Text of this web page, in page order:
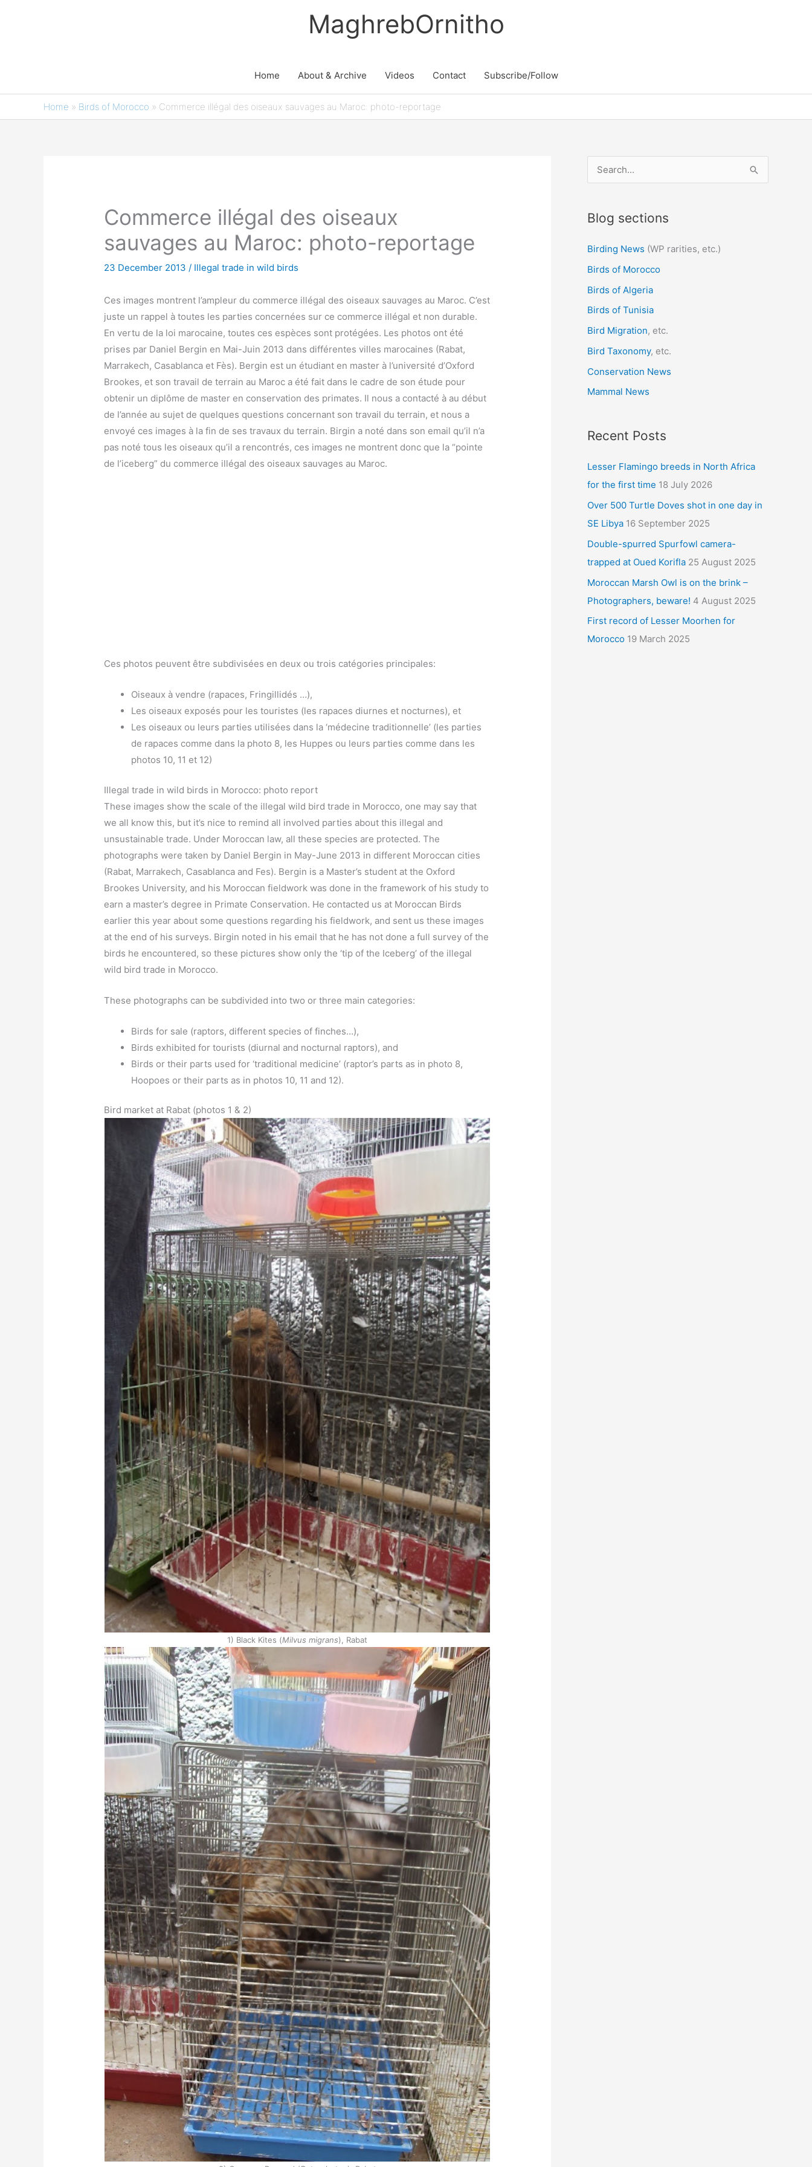
MaghrebOrnitho
Home About & Archive Videos Contact Subscribe/Follow
Home » Birds of Morocco » Commerce illégal des oiseaux sauvages au Maroc: photo-reportage
Commerce illégal des oiseaux
sauvages au Maroc: photo-reportage
23 December 2013/ Illegal trade in wild birds
Ces images montrent l’ampleur du commerce illégal des oiseaux sauvages au Maroc. C’est
juste un rappel à toutes les parties concernées sur ce commerce illégal et non durable.
En vertu de la loi marocaine, toutes ces espèces sont protégées. Les photos ont été
prises par Daniel Bergin en Mai-Juin 2013 dans différentes villes marocaines (Rabat,
Marrakech, Casablanca et Fès). Bergin est un étudiant en master à l’université d’Oxford
Brookes, et son travail de terrain au Maroc a été fait dans le cadre de son étude pour
obtenir un diplôme de master en conservation des primates. Il nous a contacté à au début
de l’année au sujet de quelques questions concernant son travail du terrain, et nous a
envoyé ces images à la fin de ses travaux du terrain. Birgin a noté dans son email qu’il n’a
pas noté tous les oiseaux qu’il a rencontrés, ces images ne montrent donc que la “pointe
de l’iceberg” du commerce illégal des oiseaux sauvages au Maroc.
Ces photos peuvent être subdivisées en deux ou trois catégories principales:
Oiseaux à vendre (rapaces, Fringillidés …),
Les oiseaux exposés pour les touristes (les rapaces diurnes et nocturnes), et
Les oiseaux ou leurs parties utilisées dans la ‘médecine traditionnelle’ (les parties
de rapaces comme dans la photo 8, les Huppes ou leurs parties comme dans les
photos 10, 11 et 12)
Illegal trade in wild birds in Morocco: photo report
These images show the scale of the illegal wild bird trade in Morocco, one may say that
we all know this, but it’s nice to remind all involved parties about this illegal and
unsustainable trade. Under Moroccan law, all these species are protected. The
photographs were taken by Daniel Bergin in May-June 2013 in different Moroccan cities
(Rabat, Marrakech, Casablanca and Fes). Bergin is a Master’s student at the Oxford
Brookes University, and his Moroccan fieldwork was done in the framework of his study to
earn a master’s degree in Primate Conservation. He contacted us at Moroccan Birds
earlier this year about some questions regarding his fieldwork, and sent us these images
at the end of his surveys. Birgin noted in his email that he has not done a full survey of the
birds he encountered, so these pictures show only the ‘tip of the Iceberg’ of the illegal
wild bird trade in Morocco.
These photographs can be subdivided into two or three main categories:
Birds for sale (raptors, different species of finches…),
Birds exhibited for tourists (diurnal and nocturnal raptors), and
Birds or their parts used for ‘traditional medicine’ (raptor’s parts as in photo 8,
Hoopoes or their parts as in photos 10, 11 and 12).
Bird market at Rabat (photos 1 & 2)
1) Black Kites (Milvus migrans), Rabat
e
r
h
f
o
r
:
Blog sections
Birding News (WP rarities, etc.)
Birds of Morocco
Birds of Algeria
Birds of Tunisia
Bird Migration, etc.
Bird Taxonomy, etc.
Conservation News
Mammal News
Recent Posts
Lesser Flamingo breeds in North Africa
for the first time 18 July 2026
Over 500 Turtle Doves shot in one day in
SE Libya 16 September 2025
Double-spurred Spurfowl camera-
trapped at Oued Korifla 25 August 2025
Moroccan Marsh Owl is on the brink –
Photographers, beware! 4 August 2025
First record of Lesser Moorhen for
Morocco 19 March 2025